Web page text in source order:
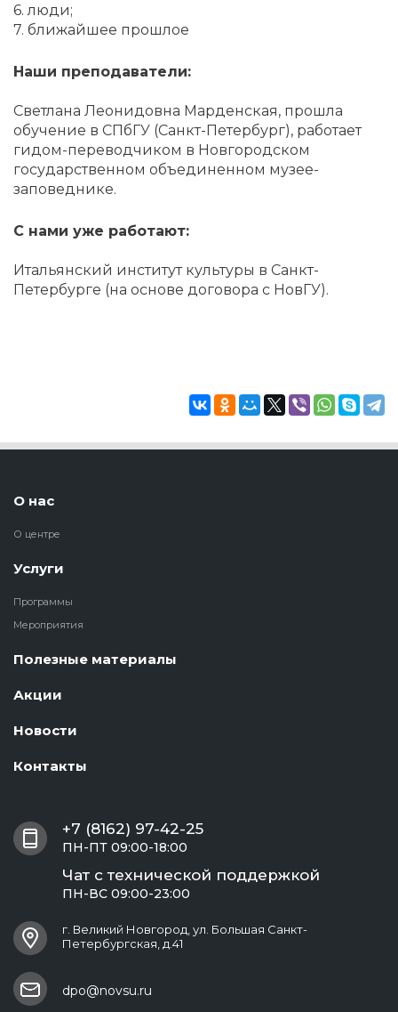
6. люди;
7. ближайшее прошлое
Наши преподаватели:
Светлана Леонидовна Марденская, прошла
обучение в СПбГУ (Санкт-Петербург), работает
гидом-переводчиком в Новгородском
государственном объединенном музее-
заповеднике.
С нами уже работают:
Итальянский институт культуры в Санкт-
Петербурге (на основе договора с НовГУ).
О нас
О центре
Услуги
Программы
Мероприятия
Полезные материалы
Акции
Новости
Контакты
+7 (8162) 97-42-25
ПН-ПТ 09:00-18:00
Чат с технической поддержкой
ПН-ВС 09:00-23:00
г. Великий Новгород, ул. Большая Санкт-
Петербургская, д.41
dpo@novsu.ru